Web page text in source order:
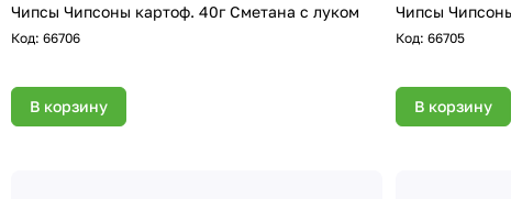
Чипсы Чипсоны картоф. 40г Сметана с луком
Код: 66706
В корзину
Код:66705
В корзину